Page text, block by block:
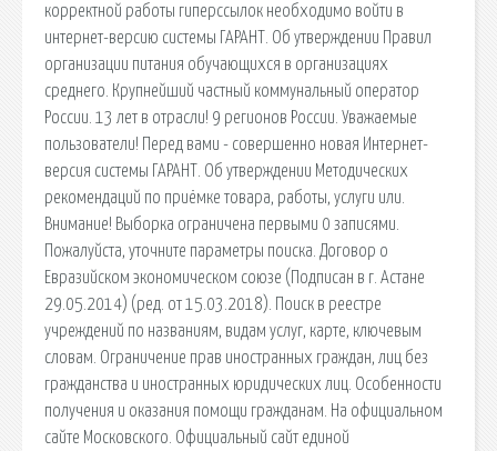
корректной работы гиперссылок необходимо войти в
интернет-версию системы ГАРАНТ. Об утверждении Правил
организации питания обучающихся в организациях
среднего. Крупнейший частный коммунальный оператор
России. 13 лет в отрасли! 9 регионов России. Уважаемые
пользователи! Перед вами - совершенно новая Интернет-
версия системы ГАРАНТ. Об утверждении Методических
рекомендаций по приёмке товара, работы, услуги или.
Внимание! Выборка ограничена первыми 0 записями.
Пожалуйста, уточните параметры поиска. Договор о
Евразийском экономическом союзе (Подписан в г. Астане
29.05.2014) (ред. от 15.03.2018). Поиск в реестре
учреждений по названиям, видам услуг, карте, ключевым
словам. Ограничение прав иностранных граждан, лиц без
гражданства и иностранных юридических лиц. Особенности
получения и оказания помощи гражданам. На официальном
сайте Московского. Официальный сайт единой